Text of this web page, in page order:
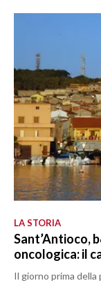
LA STORIA
Sant’Antioco,
oncologica: il
Il giorno prima della